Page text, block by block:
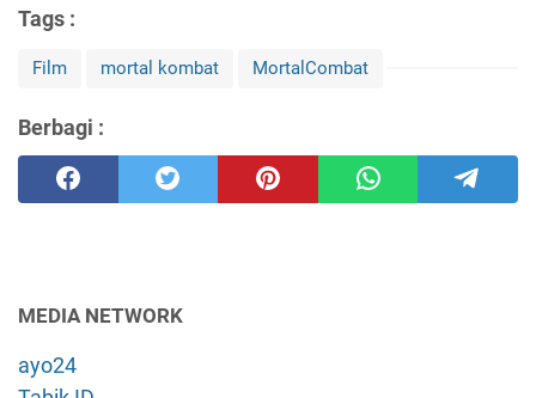
Tags :
Film mortal kombat MortalCombat
Berbagi :
MEDIA NETWORK
ayo24